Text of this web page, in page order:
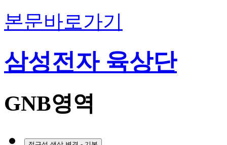
본문바로가기
삼성전자 육상단
GNB영역